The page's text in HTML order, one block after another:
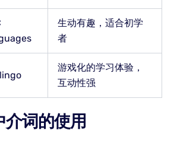
生动有趣，适合初学
者
游戏化的学习体验，
互动性强
介词的使用